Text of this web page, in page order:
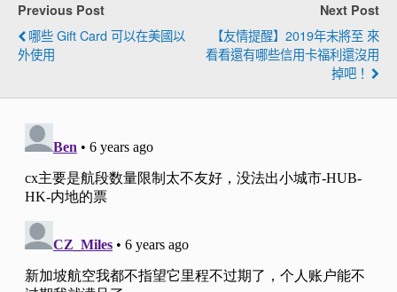
Previous Post
哪些 Gift Card 可以在美國以
外使用
Next Post
【友情提醒】2019年末將至 來
看看還有哪些信用卡福利還沒用
掉吧！